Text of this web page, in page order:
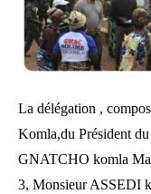
La délégation ,
Komla,du Président
GNATCHO komla
3, Monsieur ASSEDI